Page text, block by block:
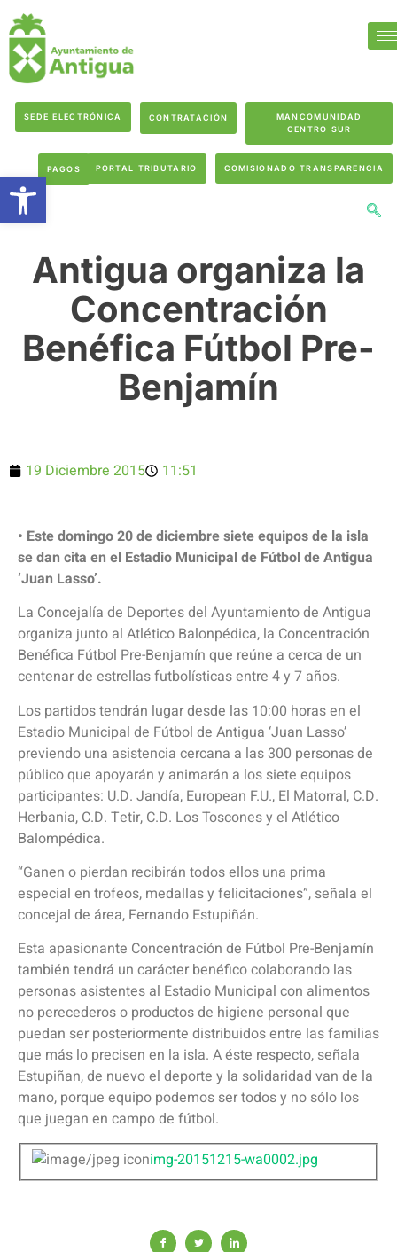
SEDE ELECTRÓNICA CONTRATACIÓN
MANCOMUNIDAD
CENTRO SUR
PAGOS PORTAL TRIBUTARIO COMISIONADO TRANSPARENCIA
Antigua organiza la
Concentración
Benéfica Fútbol Pre-
Benjamín
19 Diciembre 2015 11:51
• Este domingo 20 de diciembre siete equipos de la isla
se dan cita en el Estadio Municipal de Fútbol de Antigua
‘Juan Lasso’.
La Concejalía de Deportes del Ayuntamiento de Antigua
organiza junto al Atlético Balonpédica, la Concentración
Benéfica Fútbol Pre-Benjamín que reúne a cerca de un
centenar de estrellas futbolísticas entre 4 y 7 años.
Los partidos tendrán lugar desde las 10:00 horas en el
Estadio Municipal de Fútbol de Antigua ‘Juan Lasso’
previendo una asistencia cercana a las 300 personas de
público que apoyarán y animarán a los siete equipos
participantes: U.D. Jandía, European F.U., El Matorral, C.D.
Herbania, C.D. Tetir, C.D. Los Toscones y el Atlético
Balompédica.
“Ganen o pierdan recibirán todos ellos una prima
especial en trofeos, medallas y felicitaciones”, señala el
concejal de área, Fernando Estupiñán.
Esta apasionante Concentración de Fútbol Pre-Benjamín
también tendrá un carácter benéfico colaborando las
personas asistentes al Estadio Municipal con alimentos
no perecederos o productos de higiene personal que
puedan ser posteriormente distribuidos entre las familias
que más lo precisen en la isla. A éste respecto, señala
Estupiñan, de nuevo el deporte y la solidaridad van de la
mano, porque equipo podemos ser todos y no sólo los
que juegan en campo de fútbol.
img-20151215-wa0002.jpg
Abrir barra de herramientas